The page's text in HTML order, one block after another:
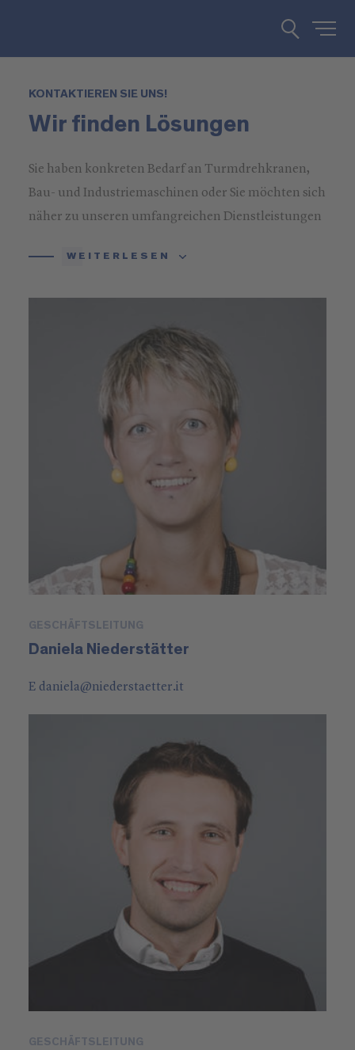
KONTAKTIEREN SIE UNS!
Wir finden Lösungen
Sie haben konkreten Bedarf an Turmdrehkranen,
Bau- und Industriemaschinen oder Sie möchten sich
näher zu unseren umfangreichen Dienstleistungen
WEITERLESEN
GESCHÄFTSLEITUNG
Daniela Niederstätter
E daniela@niederstaetter.it
GESCHÄFTSLEITUNG